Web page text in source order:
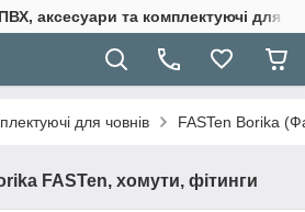
аксесуари та комплектуючі для
для човнів FASTen Borika
FASTen, хомути, фітинги